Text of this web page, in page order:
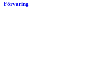
Förvaring